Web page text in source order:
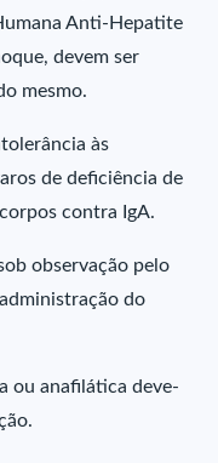
Anti-Hepatite
devem ser
mesmo.
às
de deficiência de
contra IgA.
observação pelo
do
ou anafilática deve-